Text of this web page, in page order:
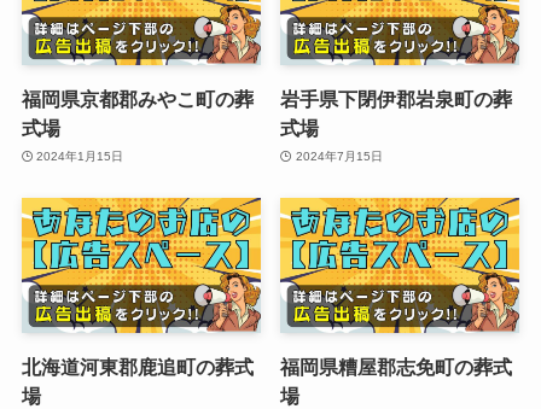
福岡県京都郡みやこ町の葬
式場
2024年1月15日
岩手県下閉伊郡岩泉町の葬
式場
2024年7月15日
北海道河東郡鹿追町の葬式
場
福岡県糟屋郡志免町の葬式
場